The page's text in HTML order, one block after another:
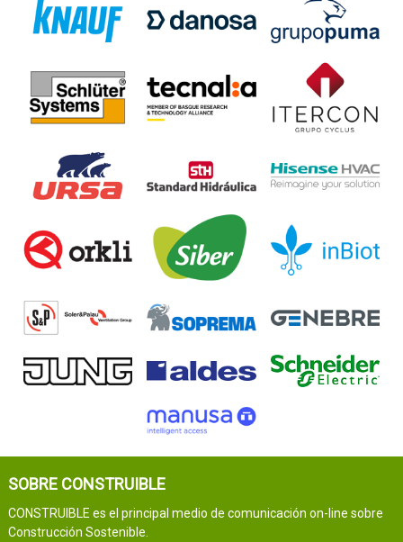
SOBRE CONSTRUIBLE
CONSTRUIBLE es el principal medio de comunicación on-line sobre
Construcción Sostenible.